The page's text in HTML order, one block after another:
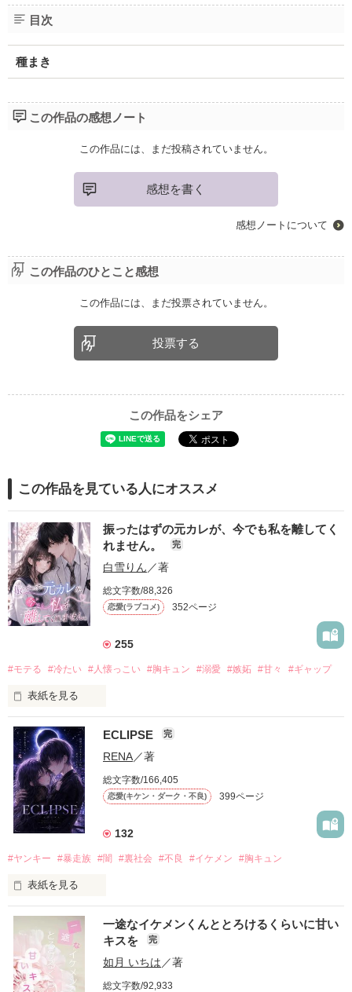
目次
種まき
この作品の感想ノート
この作品には、まだ投稿されていません。
感想を書く
感想ノートについて
この作品のひとこと感想
この作品には、まだ投票されていません。
投票する
この作品をシェア
この作品を見ている人にオススメ
振ったはずの元カレが、今でも私を離してく
れません。
完
白雪りん ／著
総文字数/88,326
恋愛(ラブコメ) 352ページ
255
#モテる #冷たい #人懐っこい #胸キュン #溺愛 #嫉妬 #甘々 #ギャップ
表紙を見る
「好きだったから、別れを選んだ。」
モテる人を好きになるのが怖かった。
だから私は、中学時代に大好きだった彼を自分から振った。
もう会うことはないと思っていたのに、
高校生になって再会した彼は、隣の学校で”王子様”と呼ばれる
他の女の子には冷たいのに
私にだけ昔と変わらない笑顔を向けてくる。
「澪ちゃん。」
それは止まっていた恋が再び動き始める合図──。
ECLIPSE 完
RENA／著
総文字数/166,405
恋愛(キケン・ダーク・不良) 399ページ
132
#ヤンキー #暴走族 #闇 #裏社会 #不良 #イケメン #胸キュン
表紙を見る
表紙画像はAIです
作品を読む
一途なイケメンくんととろけるくらいに甘い
キスを
完
如月 いちは ／著
総文字数/92,933